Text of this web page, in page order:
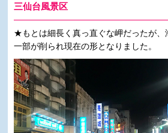
三仙台風景区
★もとは細長く真っ直ぐな岬だったが、
一部が削られ現在の形となりました。